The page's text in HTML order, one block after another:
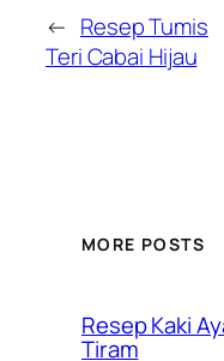
← Resep Tumis
Teri Cabai Hijau
MORE POSTS
Resep Kaki
Tiram